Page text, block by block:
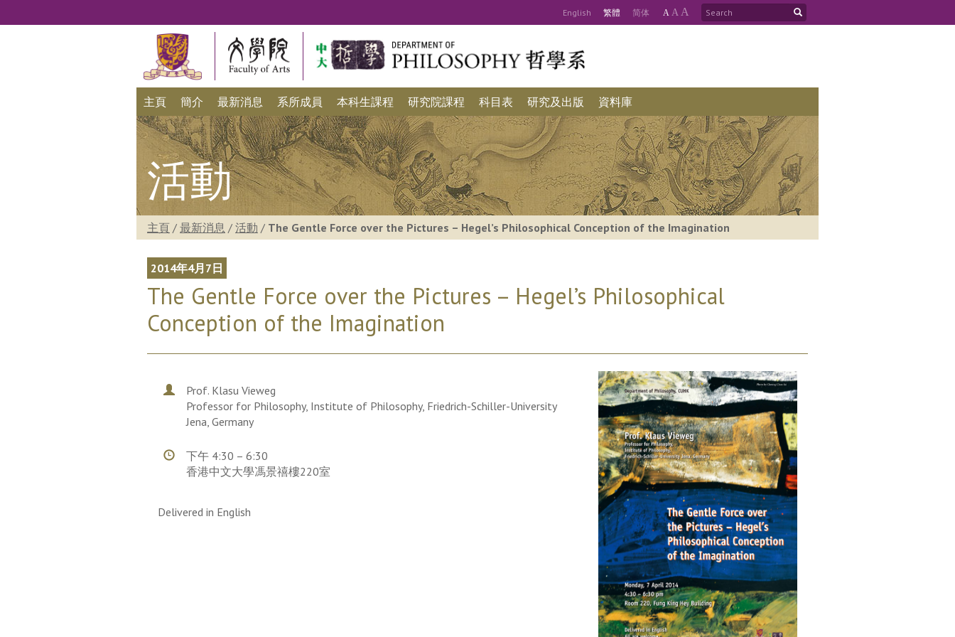
English 繁體 简体 A A A
主頁 簡介 最新消息 系所成員 本科生課程 研究院課程 科目表 研究及出版 資料庫
活動
主頁 / 最新消息 / 活動 / The Gentle Force over the Pictures – Hegel’s Philosophical Conception of the Imagination
2014年4月7日
The Gentle Force over the Pictures – Hegel’s Philosophical
Conception of the Imagination
Prof. Klasu Vieweg
Professor for Philosophy, Institute of Philosophy, Friedrich-Schiller-University
Jena, Germany
下午 4:30 – 6:30
香港中文大學馮景禧樓220室
Delivered in English